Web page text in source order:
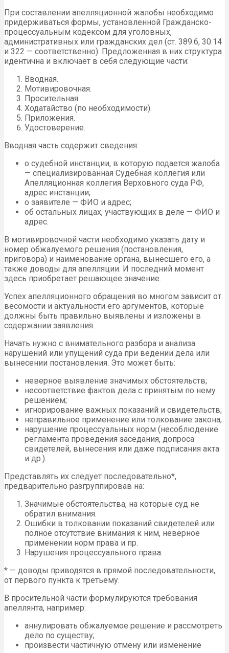
При составлении апелляционной жалобы необходимо
придерживаться формы, установленной Гражданско-
процессуальным кодексом для уголовных,
административных или гражданских дел (ст. 389.6, 30.14
и 322 — соответственно). Предложенная в них структура
идентична и включает в себя следующие части:
Вводная.
Мотивировочная.
Просительная.
Ходатайство (по необходимости).
Приложения.
Удостоверение.
Вводная часть содержит сведения:
о судебной инстанции, в которую подается жалоба
— специализированная Судебная коллегия или
Апелляционная коллегия Верховного суда РФ,
адрес инстанции;
о заявителе — ФИО и адрес;
об остальных лицах, участвующих в деле — ФИО и
адрес.
В мотивировочной части необходимо указать дату и
номер обжалуемого решения (постановления,
приговора) и наименование органа, вынесшего его, а
также доводы для апелляции. И последний момент
здесь приобретает решающее значение.
Успех апелляционного обращения во многом зависит от
весомости и актуальности его аргументов, которые
должны быть правильно выявлены и изложены в
содержании заявления.
Начать нужно с внимательного разбора и анализа
нарушений или упущений суда при ведении дела или
вынесении постановления. Это может быть:
неверное выявление значимых обстоятельств;
несоответствие фактов дела с принятым по нему
решением;
игнорирование важных показаний и свидетельств;
неправильное применение или толкование закона;
нарушение процессуальных норм (несоблюдение
регламента проведения заседания, допроса
свидетелей, вынесения или даже подписания акта
и др.).
Представлять их следует последовательно*,
предварительно разгруппировав на:
Значимые обстоятельства, на которые суд не
обратил внимания.
Ошибки в толковании показаний свидетелей или
полное отсутствие внимания к ним, неверное
применении норм права и пр.
Нарушения процессуального права.
* — доводы приводятся в прямой последовательности,
от первого пункта к третьему.
В просительной части формулируются требования
апеллянта, например:
аннулировать обжалуемое решение и рассмотреть
дело по существу;
произвести частичную отмену или изменение